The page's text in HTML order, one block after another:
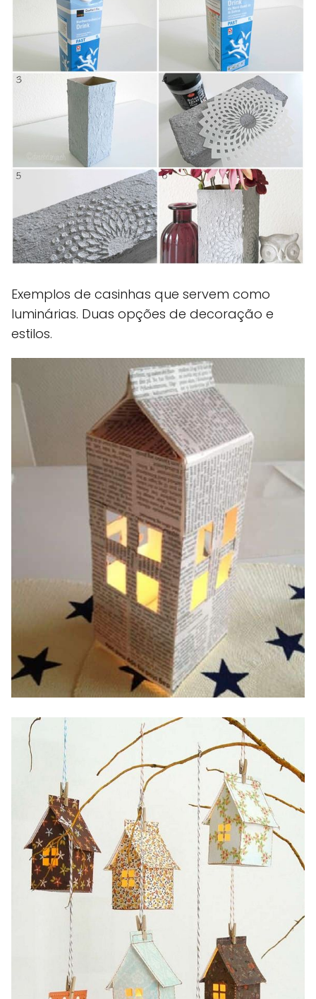
Exemplos de casinhas que servem como
luminárias. Duas opções de decoração e
estilos.